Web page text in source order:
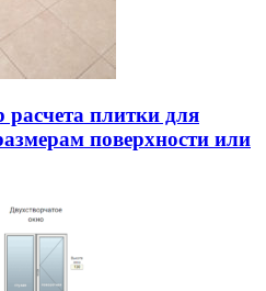
расчета плитки для
поверхности или